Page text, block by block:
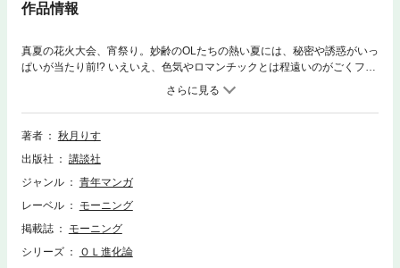
作品情報
真夏の花火大会、宵祭り。妙齢のOLたちの熱い夏には、秘密や誘惑がいっ
ぱいが当たり前!? いえいえ、色気やロマンチックとは程遠いのがごくフツ
ーのOL生活でございます。そりゃあ憧れですが何か? 見栄も張りたい自慢
もしたいお年頃なのに、マコトに不本意ながら清く正しい夏を送ってしま
うジュンちゃんたち。せめて残業後は会議室で冷やしたジョッキで乾杯せ
ねば! 連載丸10年を超え、笑いが加速度的に進化する15巻!
著者
秋月りす
出版社
講談社
ジャンル
青年マンガ
レーベル
モーニング
掲載誌
モーニング
シリーズ
ＯＬ進化論